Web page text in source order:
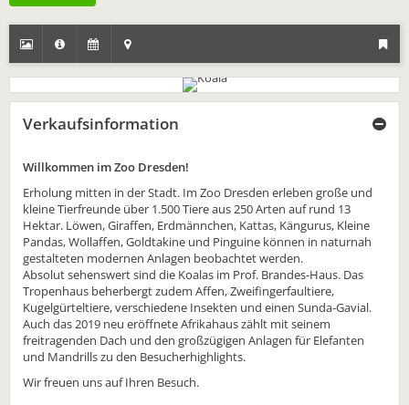
Verkaufsinformation
Willkommen im Zoo Dresden!
Erholung mitten in der Stadt. Im Zoo Dresden erleben große und
kleine Tierfreunde über 1.500 Tiere aus 250 Arten auf rund 13
Hektar. Löwen, Giraffen, Erdmännchen, Kattas, Kängurus, Kleine
Pandas, Wollaffen, Goldtakine und Pinguine können in naturnah
gestalteten modernen Anlagen beobachtet werden.
Absolut sehenswert sind die Koalas im Prof. Brandes-Haus. Das
Tropenhaus beherbergt zudem Affen, Zweifingerfaultiere,
Kugelgürteltiere, verschiedene Insekten und einen Sunda-Gavial.
Auch das 2019 neu eröffnete Afrikahaus zählt mit seinem
freitragenden Dach und den großzügigen Anlagen für Elefanten
und Mandrills zu den Besucherhighlights.
Wir freuen uns auf Ihren Besuch.